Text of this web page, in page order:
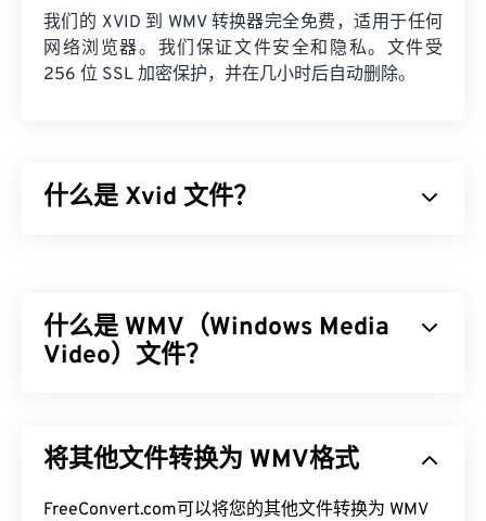
我们的 XVID 到 WMV 转换器完全免费，适用于任何
网络浏览器。我们保证文件安全和隐私。文件受
256 位 SSL 加密保护，并在几小时后自动删除。
什么是 Xvid 文件？
使用“有损 ”压缩，但保留了高质量的图像。开源
软件
的优点之一是可以查看代码以检查是否存在恶意软
如何打开 Xvid 文件？
作为开源软件，Xvid 几乎可以在所有常见平台上运
什么是 WMV（Windows Media
Video）文件？
生成易于管理的文件，同时保持视频质量。一种称为
文件。
将其他文件转换为 WMV格式
FreeConvert.com可以将您的其他文件转换为 WMV